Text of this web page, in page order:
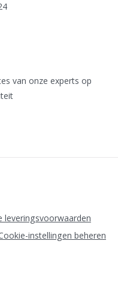
van onze experts op
YouTube
leveringsvoorwaarden
instellingen beheren